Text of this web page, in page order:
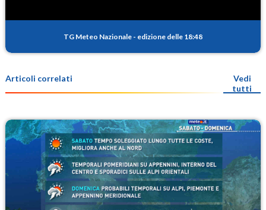
TG Meteo Nazionale - edizione delle 18:48
Articoli correlati
Vedi
tutti